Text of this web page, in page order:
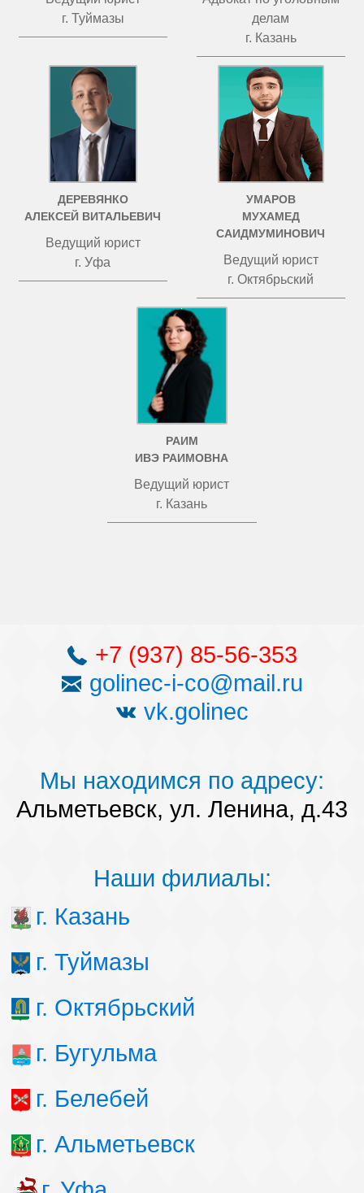
г. Туймазы
делам
г. Казань
ДЕРЕВЯНКО
АЛЕКСЕЙ ВИТАЛЬЕВИЧ
Ведущий юрист
г. Уфа
УМАРОВ
МУХАМЕД
САИДМУМИНОВИЧ
Ведущий юрист
г. Октябрьский
РАИМ
ИВЭ РАИМОВНА
Ведущий юрист
г. Казань
+7 (937) 85-56-353
golinec-i-co@mail.ru
vk.golinec
Мы находимся по адресу:
Альметьевск, ул. Ленина, д.43
Наши филиалы:
г. Казань
г. Туймазы
г. Октябрьский
г. Бугульма
г. Белебей
г. Альметьевск